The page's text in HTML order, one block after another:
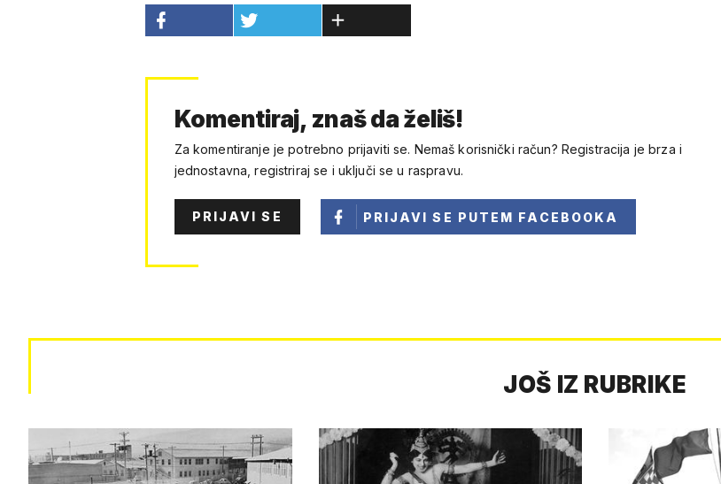
Komentiraj, znaš da želiš!
Za komentiranje je potrebno prijaviti se. Nemaš korisnički račun? Registracija je brza i
jednostavna, registriraj se i uključi se u raspravu.
PRIJAVI SE PRIJAVI SE PUTEM FACEBOOKA
JOŠ IZ RUBRIKE